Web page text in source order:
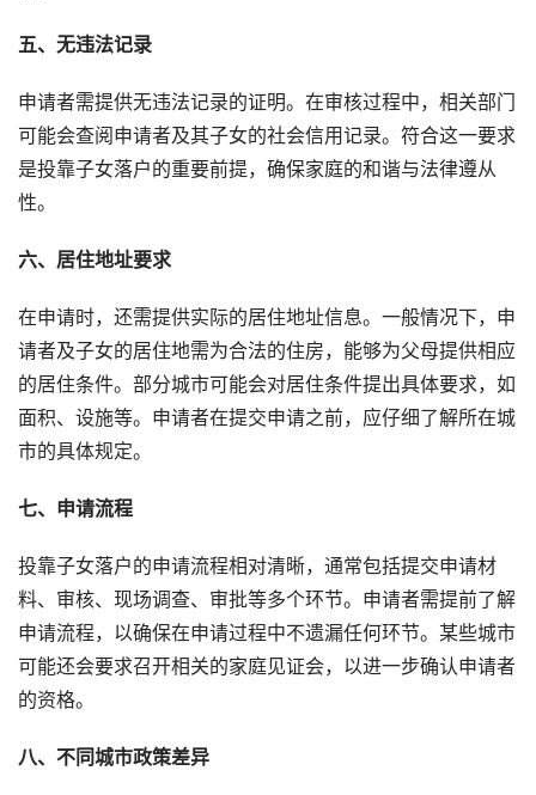
五、无违法记录
申请者需提供无违法记录的证明。在审核过程中，相关部门
可能会查阅申请者及其子女的社会信用记录。符合这一要求
是投靠子女落户的重要前提，确保家庭的和谐与法律遵从
性。
六、居住地址要求
在申请时，还需提供实际的居住地址信息。一般情况下，申
请者及子女的居住地需为合法的住房，能够为父母提供相应
的居住条件。部分城市可能会对居住条件提出具体要求，如
面积、设施等。申请者在提交申请之前，应仔细了解所在城
市的具体规定。
七、申请流程
投靠子女落户的申请流程相对清晰，通常包括提交申请材
料、审核、现场调查、审批等多个环节。申请者需提前了解
申请流程，以确保在申请过程中不遗漏任何环节。某些城市
可能还会要求召开相关的家庭见证会，以进一步确认申请者
的资格。
八、不同城市政策差异